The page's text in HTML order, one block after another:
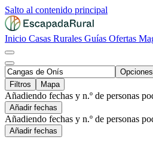
Salto al contenido principal
Inicio Casas Rurales Guías Ofertas
Filtros
Mapa
Añadiendo fechas y n.º de personas
Añadir fechas
Añadiendo fechas y n.º de personas
Añadir fechas